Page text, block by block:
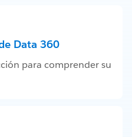
Data 360
para comprender su